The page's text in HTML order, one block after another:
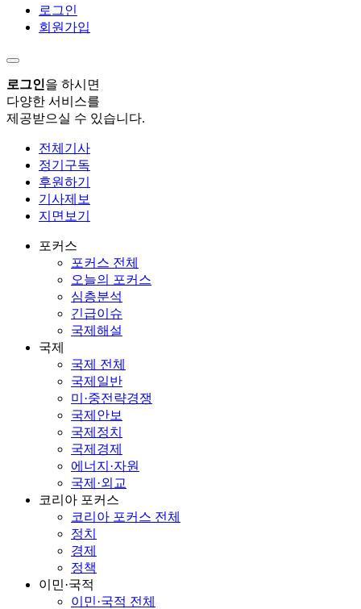
로그인
회원가입
로그인을 하시면
다양한 서비스를
제공받으실 수 있습니다.
전체기사
정기구독
후원하기
기사제보
지면보기
포커스
포커스 전체
오늘의 포커스
심층분석
긴급이슈
국제해설
국제
국제 전체
국제일반
미·중전략경쟁
국제안보
국제정치
국제경제
에너지·자원
국제·외교
코리아 포커스
코리아 포커스 전체
정치
경제
정책
이민·국적
이민·국적 전체